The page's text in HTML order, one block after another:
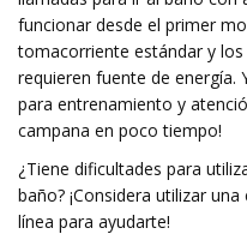
funcionar desde el primer
tomacorriente estándar y
requieren fuente de energía.
para entrenamiento y
campana en poco tiempo!
¿Tiene dificultades para
baño? ¡Considera utilizar
línea para ayudarte!